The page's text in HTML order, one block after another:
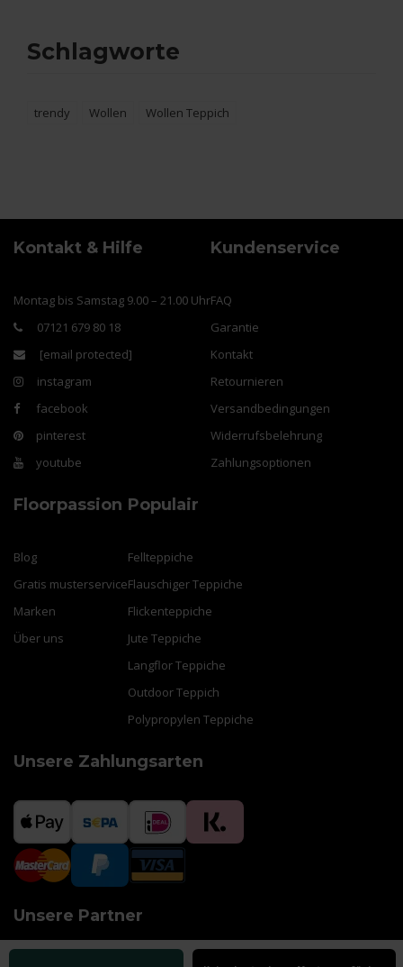
Schlagworte
trendy Wollen Wollen Teppich
Kontakt & Hilfe
Montag bis Samstag 9.00 – 21.00 Uhr
07121 679 80 18
[email protected]
instagram
facebook
pinterest
youtube
Kundenservice
FAQ
Garantie
Kontakt
Retournieren
Versandbedingungen
Widerrufsbelehrung
Zahlungsoptionen
Floorpassion
Blog
Gratis musterservice
Marken
Über uns
Populair
Fellteppiche
Flauschiger Teppiche
Flickenteppiche
Jute Teppiche
Langflor Teppiche
Outdoor Teppich
Polypropylen Teppiche
Unsere Zahlungsarten
Unsere Partner